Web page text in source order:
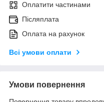
Оплатити частинами
Післяплата
Оплата на рахунок
Всі умови оплати
Умови повернення